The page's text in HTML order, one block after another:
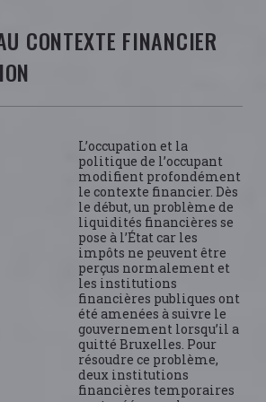
CONTEXTE FINANCIER
L’occupation et la
politique de l’occupant
modifient profondément
le contexte financier. Dès
le début, un problème de
liquidités financières se
pose à l’État car les
impôts ne peuvent être
perçus normalement et
les institutions
financières publiques ont
été amenées à suivre le
gouvernement lorsqu’il a
quitté Bruxelles. Pour
résoudre ce problème,
deux institutions
financières temporaires